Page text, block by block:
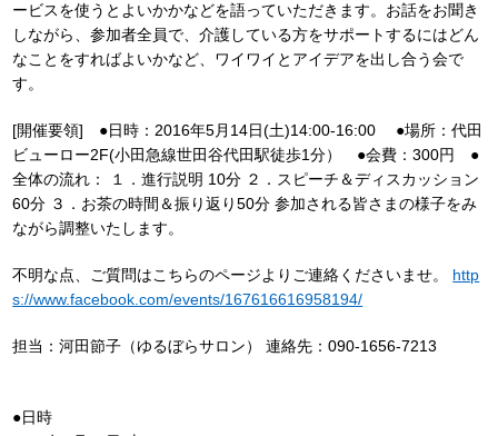
ービスを使うとよいかかなどを語っていただきます。お話をお聞き
しながら、参加者全員で、介護している方をサポートするにはどん
なことをすればよいかなど、ワイワイとアイデアを出し合う会で
す。
[開催要領] ●日時：2016年5月14日(土)14:00-16:00 ●場所：代田
ビューロー2F(小田急線世田谷代田駅徒歩1分） ●会費：300円 ●
全体の流れ： １．進行説明 10分 ２．スピーチ＆ディスカッション
60分 ３．お茶の時間＆振り返り50分 参加される皆さまの様子をみ
ながら調整いたします。
不明な点、ご質問はこちらのページよりご連絡くださいませ。 http
s://www.facebook.com/events/167616616958194/
担当：河田節子（ゆるぼらサロン） 連絡先：090-1656-7213
●日時